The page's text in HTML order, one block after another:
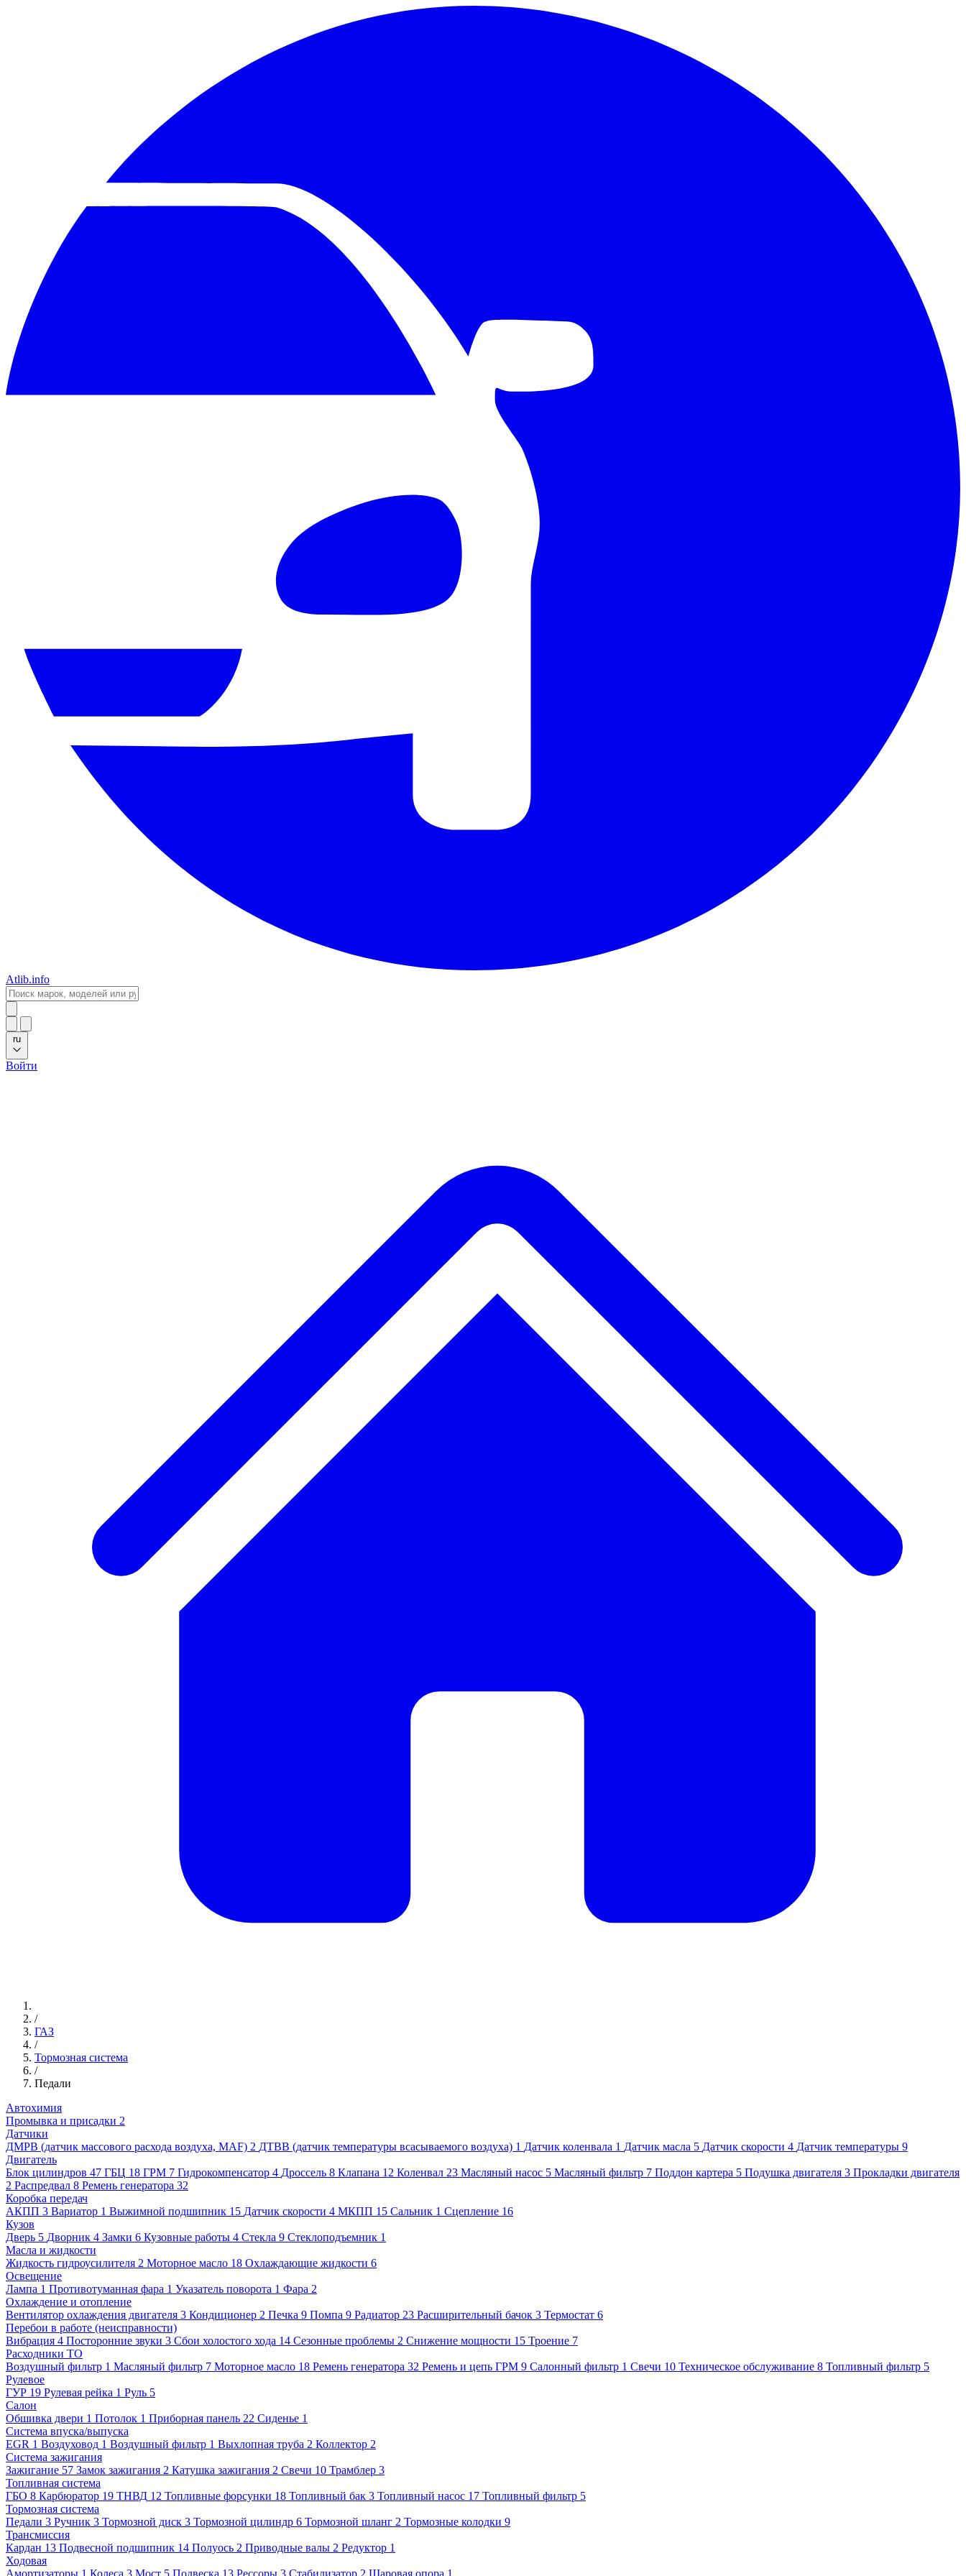
Atlib.info
ru
Войти
/
ГАЗ
/
Тормозная система
/
Педали
Автохимия
Промывка и присадки 2
Датчики
ДМРВ (датчик массового расхода воздуха, MAF) 2 ДТВВ (датчик температуры всасываемого воздуха) 1 Датчик коленвала 1 Датчик масла 5 Датчик скорости 4 Датчик температуры 9
Двигатель
Блок цилиндров 47 ГБЦ 18 ГРМ 7 Гидрокомпенсатор 4 Дроссель 8 Клапана 12 Коленвал 23 Масляный насос 5 Масляный фильтр 7 Поддон картера 5 Подушка двигателя 3 Прокладки двигателя
2 Распредвал 8 Ремень генератора 32
Коробка передач
АКПП 3 Вариатор 1 Выжимной подшипник 15 Датчик скорости 4 МКПП 15 Сальник 1 Сцепление 16
Кузов
Дверь 5 Дворник 4 Замки 6 Кузовные работы 4 Стекла 9 Стеклоподъемник 1
Масла и жидкости
Жидкость гидроусилителя 2 Моторное масло 18 Охлаждающие жидкости 6
Освещение
Лампа 1 Противотуманная фара 1 Указатель поворота 1 Фара 2
Охлаждение и отопление
Вентилятор охлаждения двигателя 3 Кондиционер 2 Печка 9 Помпа 9 Радиатор 23 Расширительный бачок 3 Термостат 6
Перебои в работе (неисправности)
Вибрация 4 Посторонние звуки 3 Сбои холостого хода 14 Сезонные проблемы 2 Снижение мощности 15 Троение 7
Расходники ТО
Воздушный фильтр 1 Масляный фильтр 7 Моторное масло 18 Ремень генератора 32 Ремень и цепь ГРМ 9 Салонный фильтр 1 Свечи 10 Техническое обслуживание 8 Топливный фильтр 5
Рулевое
ГУР 19 Рулевая рейка 1 Руль 5
Салон
Обшивка двери 1 Потолок 1 Приборная панель 22 Сиденье 1
Система впуска/выпуска
EGR 1 Воздуховод 1 Воздушный фильтр 1 Выхлопная труба 2 Коллектор 2
Система зажигания
Зажигание 57 Замок зажигания 2 Катушка зажигания 2 Свечи 10 Трамблер 3
Топливная система
ГБО 8 Карбюратор 19 ТНВД 12 Топливные форсунки 18 Топливный бак 3 Топливный насос 17 Топливный фильтр 5
Тормозная система
Педали 3 Ручник 3 Тормозной диск 3 Тормозной цилиндр 6 Тормозной шланг 2 Тормозные колодки 9
Трансмиссия
Кардан 13 Подвесной подшипник 14 Полуось 2 Приводные валы 2 Редуктор 1
Ходовая
Амортизаторы 1 Колеса 3 Мост 5 Подвеска 13 Рессоры 3 Стабилизатор 2 Шаровая опора 1